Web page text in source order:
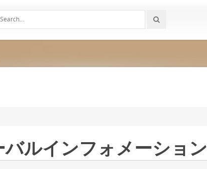
ルインフォメーション